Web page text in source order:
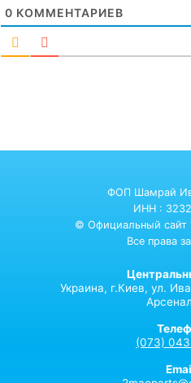
0 КОММЕНТАРИЕВ
ФОП Шамрай
ИНН :
© Официальный сайт
Все права
Украина, г.Киев, ул.
(073)